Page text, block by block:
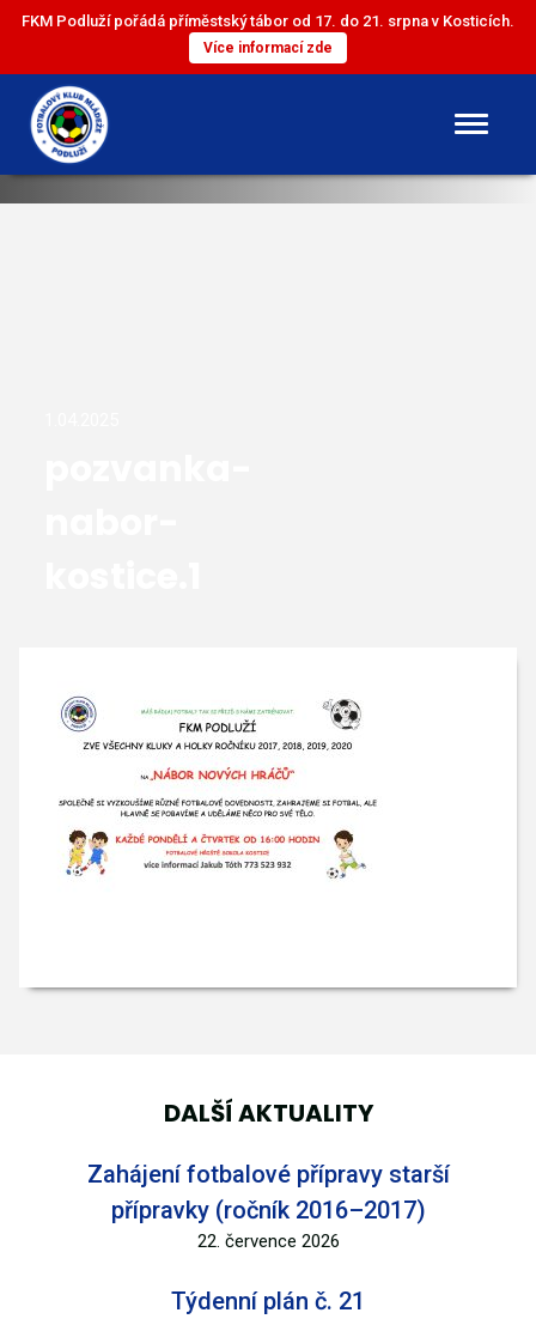
FKM Podluží pořádá příměstský tábor od 17. do 21. srpna v Kosticích.
Více informací zde
DOROST
DALŠÍ AKTUALITY
Zahájení fotbalové přípravy starší
přípravky (ročník 2016–2017)
22. července 2026
Týdenní plán č. 21